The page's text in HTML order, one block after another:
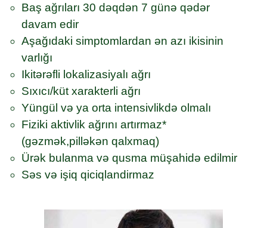
Baş ağrıları 30 dəqdən 7 günə qədər
davam edir
Aşağıdaki simptomlardan ən azı ikisinin
varlığı
Ikitərəfli lokalizasiyalı ağrı
Sıxıcı/küt xarakterli ağrı
Yüngül və ya orta intensivlikdə olmalı
Fiziki aktivlik ağrını artırmaz*
(gəzmək,pilləkən qalxmaq)
Ürək bulanma və qusma müşahidə edilmir
Səs və işiq qiciqlandirmaz